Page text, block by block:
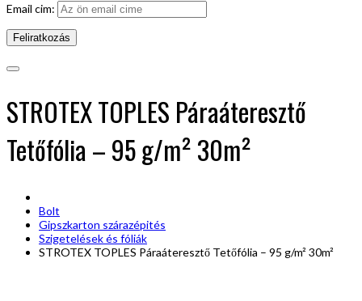
Email cim:
STROTEX TOPLES Páraáteresztő
Tetőfólia – 95 g/m² 30m²
Bolt
Gipszkarton szárazépités
Szigetelések és fóliák
STROTEX TOPLES Páraáteresztő Tetőfólia – 95 g/m² 30m²